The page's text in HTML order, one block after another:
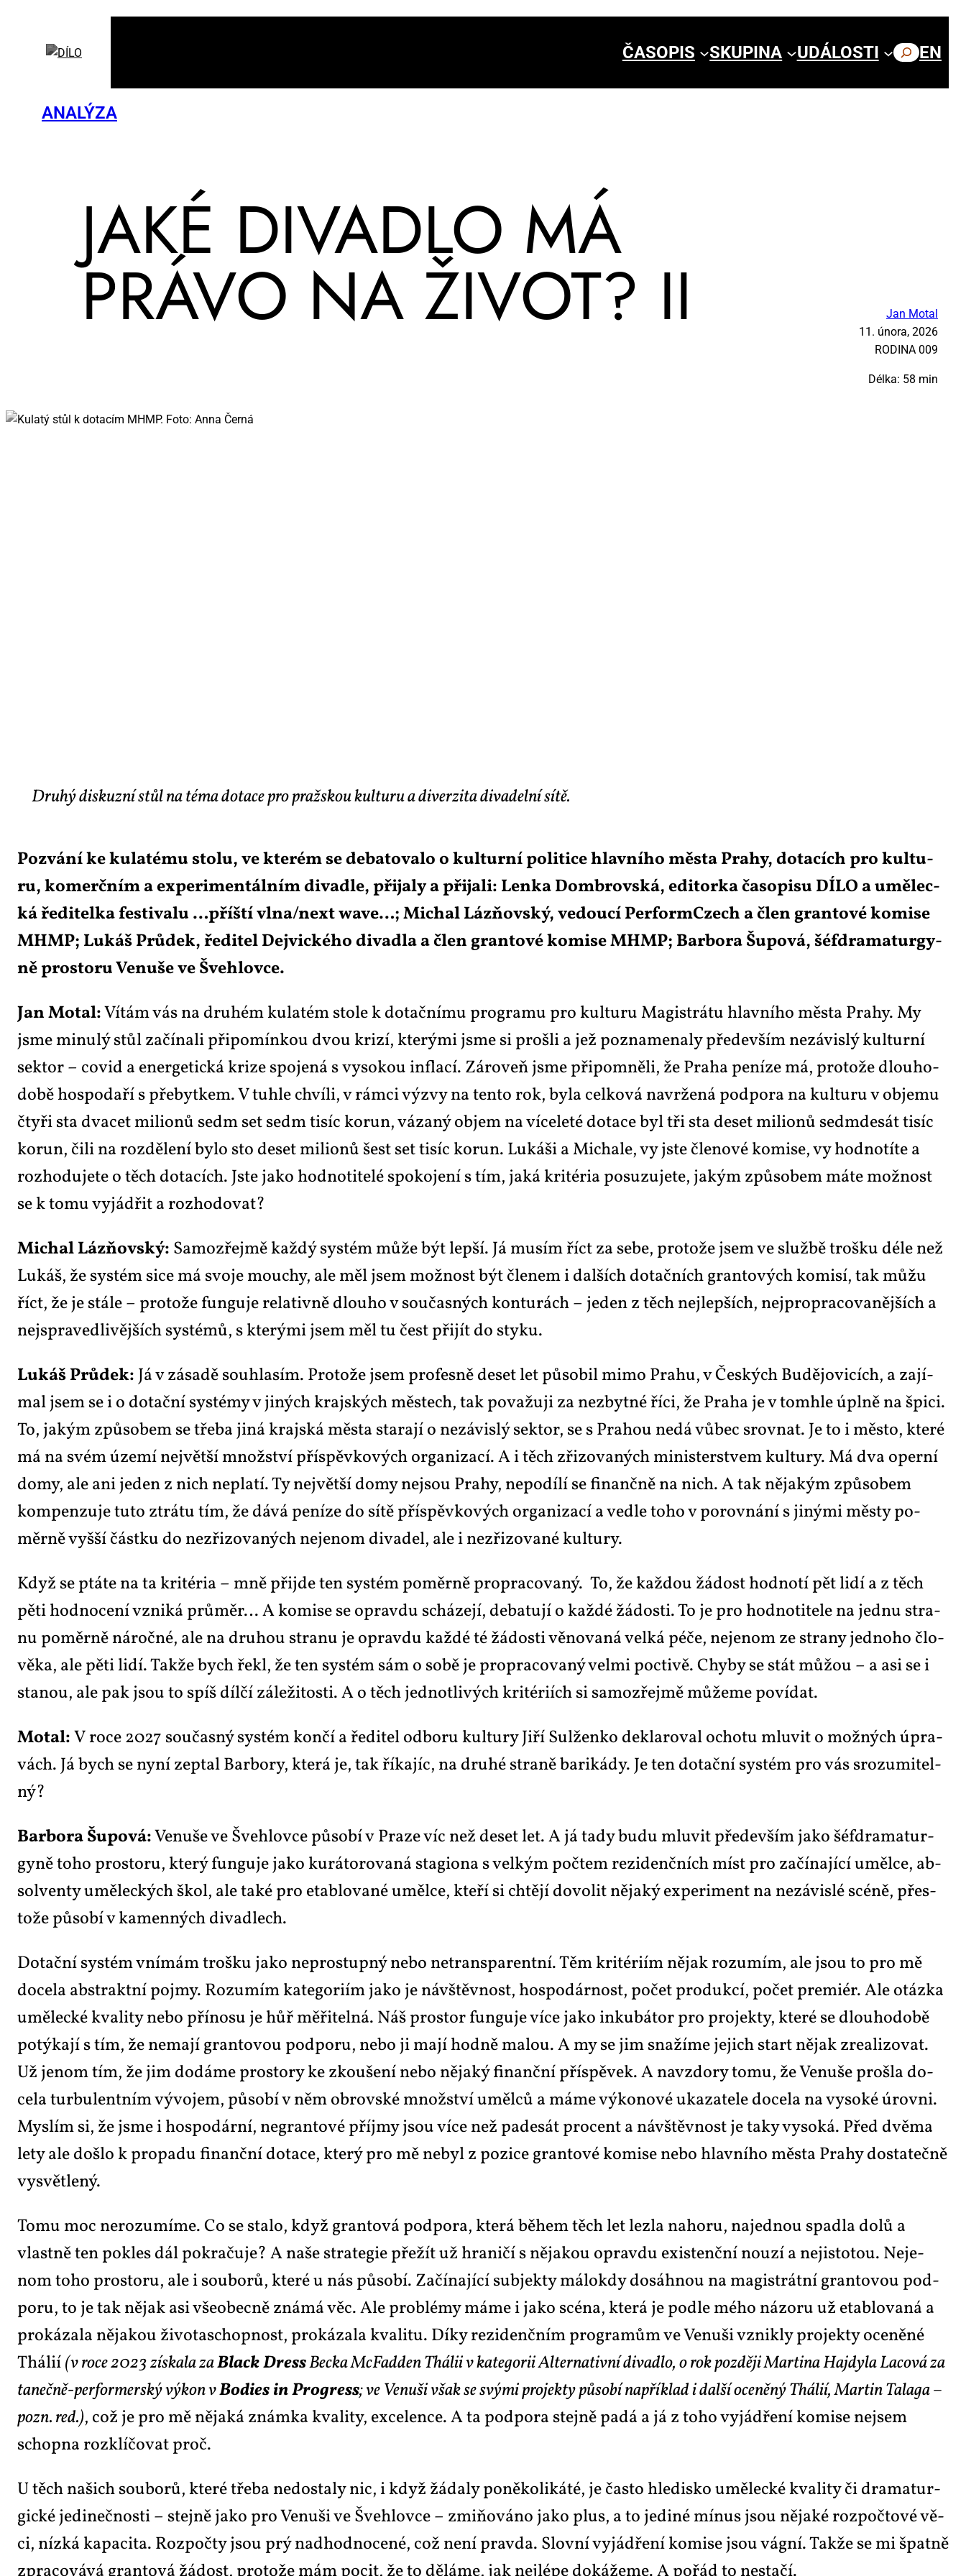
ČASOPIS SKUPINA UDÁLOSTI HLEDAT
EN
ANALÝZA
JA­KÉ DI­VA­DLO MÁ
PRÁ­VO NA ŽI­VOT? II
Jan Motal
11. února, 2026
RO­DI­NA 009
Délka: 58 min
Druhý diskuzní stůl na téma dotace pro pražskou kulturu a diverzita divadelní sítě.
Po­zvá­ní ke ku­la­té­mu sto­lu, ve kte­rém se de­ba­to­va­lo o kul­tur­ní po­li­ti­ce hlav­ní­ho měs­ta Pra­hy, do­ta­cích pro kul­tu­
ru, ko­merč­ním a ex­pe­ri­men­tál­ním di­va­dle, při­ja­ly a při­ja­li: Len­ka Dom­brov­ská, edi­tor­ka ča­so­pi­su DÍ­LO a umě­lec­
ká ře­di­tel­ka fes­ti­va­lu …příští vlna/next wa­ve…; Mi­chal Láz­ňov­ský, ve­dou­cí Per­form­C­zech a člen gran­to­vé ko­mi­se
MHMP; Lukáš Prů­dek, ře­di­tel Dej­vic­ké­ho di­va­dla a člen gran­to­vé ko­mi­se MHMP; Bar­bo­ra Šu­po­vá, šéfdra­ma­tur­gy­
ně pro­sto­ru Ve­nu­še ve Šveh­lov­ce.
Jan Mo­tal:Ví­tám vás na dru­hém ku­la­tém sto­le k do­tač­ní­mu pro­gra­mu pro kul­tu­ru Magis­trá­tu hlav­ní­ho měs­ta Pra­hy. My
jsme mi­nu­lý stůl za­čí­na­li při­po­mín­kou dvou kri­zí, kte­rý­mi jsme si pro­šli a jež po­zna­me­na­ly pře­de­vším ne­zá­vis­lý kul­tur­ní
sek­tor – co­vid a ener­ge­tic­ká kri­ze spo­je­ná s vy­so­kou in­fla­cí. Zá­ro­veň jsme při­po­mně­li, že Pra­ha pe­ní­ze má, pro­to­že dlou­ho­
do­bě hos­po­da­ří s pře­byt­kem. V tuhle chví­li, v rám­ci vý­zvy na ten­to rok, by­la cel­ko­vá na­vr­že­ná pod­po­ra na kul­tu­ru v ob­je­mu
čty­ři sta dva­cet mi­li­o­nů sedm set sedm ti­síc ko­run, vá­za­ný ob­jem na ví­ce­le­té do­ta­ce byl tři sta de­set mi­li­o­nů se­dm­de­sát ti­síc
ko­run, či­li na roz­dě­le­ní by­lo sto de­set mi­li­o­nů šest set ti­síc ko­run. Lukáši a Mi­cha­le, vy jste čle­no­vé ko­mi­se, vy hod­no­tí­te a
roz­ho­du­je­te o těch do­ta­cích. Jste ja­ko hod­no­ti­te­lé spo­ko­je­ní s tím, ja­ká kri­té­ria po­su­zu­je­te, ja­kým způ­so­bem má­te mož­nost
se k to­mu vy­já­d­řit a roz­ho­do­vat?
Mi­chal Láz­ňov­ský: Sa­mo­zřej­mě kaž­dý sys­tém mů­že být lep­ší. Já mu­sím říct za se­be, pro­to­že jsem ve služ­bě troš­ku déle než
Lukáš, že sys­tém si­ce má svo­je mou­chy, ale měl jsem mož­nost být čle­nem i dal­ších do­tač­ních gran­to­vých ko­mi­sí, tak můžu
říct, že je stá­le – pro­to­že fun­gu­je re­la­tiv­ně dlou­ho v sou­čas­ných kon­tu­rách – je­den z těch nej­lep­ších, nej­pro­pra­co­va­něj­ších a
nej­spra­ved­li­věj­ších sys­té­mů, s kte­rý­mi jsem měl tu čest při­jít do sty­ku.
Lukáš Prů­dek: Já v zá­sa­dě sou­hla­sím. Pro­to­že jsem pro­fes­ně de­set let pů­so­bil mi­mo Pra­hu, v Čes­kých Bu­dě­jo­vi­cích, a za­jí­
mal jsem se i o do­tač­ní sys­témy v ji­ných kraj­ských měs­tech, tak po­va­žu­ji za ne­zbyt­né ří­ci, že Pra­ha je v to­mhle úpl­ně na špi­ci.
To, ja­kým způ­so­bem se tře­ba ji­ná kraj­ská měs­ta sta­ra­jí o ne­zá­vis­lý sek­tor, se s Pra­hou ne­dá vů­bec srov­nat. Je to i měs­to, kte­ré
má na svém úze­mí nej­vět­ší množ­ství pří­spěv­ko­vých or­ga­ni­za­cí. A i těch zři­zo­va­ných mi­nis­ter­stvem kul­tu­ry. Má dva oper­ní
do­my, ale ani je­den z nich ne­pla­tí. Ty nej­vět­ší do­my nejsou Pra­hy, ne­po­dí­lí se fi­nanč­ně na nich. A tak ně­ja­kým způ­so­bem
kom­pen­zu­je tu­to ztrá­tu tím, že dá­vá pe­ní­ze do sí­tě pří­spěv­ko­vých or­ga­ni­za­cí a ve­d­le to­ho v po­rov­ná­ní s ji­ný­mi měs­ty po­
měr­ně vyš­ší část­ku do ne­zři­zo­va­ných neje­nom di­va­del, ale i ne­zři­zo­va­né kul­tu­ry.
Když se ptá­te na ta kri­té­ria – mně při­jde ten sys­tém po­měr­ně pro­pra­co­va­ný. To, že kaž­dou žá­dost hod­no­tí pět li­dí a z těch
pě­ti hod­no­ce­ní vzni­ká prů­měr… A ko­mi­se se oprav­du schá­ze­jí, de­ba­tu­jí o kaž­dé žá­dosti. To je pro hod­no­ti­te­le na jed­nu stra­
nu po­měr­ně ná­roč­né, ale na dru­hou stra­nu je oprav­du kaž­dé té žá­dosti vě­no­va­ná vel­ká pé­če, neje­nom ze stra­ny jed­no­ho člo­
vě­ka, ale pě­ti li­dí. Tak­že bych ře­kl, že ten sys­tém sám o so­bě je pro­pra­co­va­ný vel­mi po­cti­vě. Chy­by se stát mů­žou – a asi se i
sta­nou, ale pak jsou to spíš díl­čí zá­le­ži­tos­ti. A o těch jed­not­li­vých kri­té­ri­ích si sa­mo­zřej­mě mů­že­me po­ví­dat.
Mo­tal:V ro­ce 2027 sou­čas­ný sys­tém kon­čí a ře­di­tel od­bo­ru kul­tu­ry Ji­ří Sulžen­ko de­kla­ro­val ocho­tu mlu­vit o mož­ných úpra­
vách. Já bych se ny­ní ze­ptal Bar­bo­ry, kte­rá je, tak ří­ka­jíc, na dru­hé stra­ně ba­ri­ká­dy. Je ten do­tač­ní sys­tém pro vás sro­zu­mi­tel­
ný?
Bar­bo­ra Šu­po­vá:Ve­nu­še ve Šveh­lov­ce pů­so­bí v Pra­ze víc než de­set let. A já ta­dy bu­du mlu­vit pře­de­vším ja­ko šéfdra­ma­tur­
gy­ně to­ho pro­sto­ru, kte­rý fun­gu­je ja­ko ku­rá­to­ro­va­ná stagi­o­na s vel­kým po­čtem re­zi­denč­ních míst pro za­čí­na­jí­cí uměl­ce, ab­
sol­ven­ty umě­lec­kých škol, ale ta­ké pro etablo­va­né uměl­ce, kte­ří si chtě­jí do­vo­lit ně­ja­ký ex­pe­ri­ment na ne­zá­vis­lé scé­ně, přes­
to­že pů­so­bí v ka­men­ných di­va­dlech.
Do­tač­ní sys­tém vní­mám troš­ku ja­ko ne­pro­stup­ný ne­bo ne­transpa­rent­ní. Těm kri­té­ri­ím ně­jak ro­zu­mím, ale jsou to pro mě
do­ce­la abs­trakt­ní po­jmy. Ro­zu­mím ka­te­go­ri­ím ja­ko je ná­vštěv­nost, hos­po­dár­nost, po­čet pro­duk­cí, po­čet pre­mi­ér. Ale otáz­ka
umě­lec­ké kva­li­ty ne­bo pří­no­su je hůř mě­ři­tel­ná. Náš pro­stor fun­gu­je ví­ce ja­ko in­ku­bá­tor pro pro­jek­ty, kte­ré se dlou­ho­do­bě
po­tý­ka­jí s tím, že ne­ma­jí gran­to­vou pod­po­ru, ne­bo ji ma­jí hod­ně ma­lou. A my se jim sna­ží­me je­jich start ně­jak zre­a­li­zo­vat.
Už je­nom tím, že jim do­dá­me pro­sto­ry ke zkou­še­ní ne­bo ně­ja­ký fi­nanč­ní pří­spě­vek. A na­vzdo­ry to­mu, že Ve­nu­še pro­šla do­
ce­la tur­bu­lent­ním vý­vo­jem, pů­so­bí v něm ob­rov­ské množ­ství uměl­ců a má­me vý­ko­no­vé uka­za­te­le do­ce­la na vy­so­ké úrov­ni.
Mys­lím si, že jsme i hos­po­dár­ní, ne­gran­to­vé pří­jmy jsou ví­ce než pa­de­sát pro­cent a ná­vštěv­nost je ta­ky vy­so­ká. Před dvě­ma
le­ty ale do­šlo k pro­pa­du fi­nanč­ní do­ta­ce, kte­rý pro mě ne­byl z po­zi­ce gran­to­vé ko­mi­se ne­bo hlav­ní­ho měs­ta Pra­hy do­sta­teč­ně
vy­svět­le­ný.
To­mu moc ne­ro­zu­mí­me. Co se sta­lo, když gran­to­vá pod­po­ra, kte­rá bě­hem těch let lez­la na­ho­ru, na­jed­nou spadla do­lů a
vlast­ně ten po­kles dál po­kra­ču­je? A na­še stra­te­gie pře­žít už hra­ni­čí s ně­ja­kou oprav­du exis­tenč­ní nou­zí a ne­jis­to­tou. Neje­
nom to­ho pro­sto­ru, ale i sou­bo­rů, kte­ré u nás pů­so­bí. Za­čí­na­jí­cí sub­jek­ty má­lo­kdy do­sáh­nou na magis­trát­ní gran­to­vou pod­
po­ru, to je tak ně­jak asi vše­o­bec­ně zná­má věc. Ale pro­blémy má­me i ja­ko scé­na, kte­rá je pod­le mé­ho ná­zo­ru už etablo­va­ná a
pro­ká­za­la ně­ja­kou ži­vo­ta­schop­nost, pro­ká­za­la kva­li­tu. Dí­ky re­zi­denč­ním pro­gra­mům ve Ve­nu­ši vznik­ly pro­jek­ty oce­ně­né
Thá­lií(v ro­ce 2023 zís­ka­la zaBlack DressBec­ka Mc­Fad­denThá­liiv ka­te­go­rii Al­ter­na­tiv­ní di­va­dlo, o rok poz­dě­ji Mar­ti­na Hajdy­la La­co­vá za
ta­neč­ně-per­for­mer­ský vý­kon vBo­dies in Pro­gress; ve Ve­nu­ši však se svý­mi pro­jek­ty pů­so­bí na­pří­klad i dal­ší oce­ně­ný Thá­lií, Mar­tin Ta­la­ga –
pozn. red.), což je pro mě ně­ja­ká znám­ka kva­li­ty, ex­ce­len­ce. A ta pod­po­ra stej­ně pa­dá a já z to­ho vy­já­d­ře­ní ko­mi­se nejsem
schop­na roz­klí­čo­vat proč.
U těch na­šich sou­bo­rů, kte­ré tře­ba ne­do­sta­ly nic, i když žá­da­ly po­ně­ko­li­ká­té, je čas­to hle­dis­ko umě­lec­ké kva­li­ty či dra­ma­tur­
gic­ké je­di­neč­nos­ti – stej­ně ja­ko pro Ve­nu­ši ve Šveh­lov­ce – zmi­ňo­vá­no ja­ko plus, a to je­di­né mí­nus jsou ně­ja­ké roz­počto­vé vě­
ci, níz­ká ka­pa­ci­ta. Roz­počty jsou prý nad­hod­no­ce­né, což ne­ní prav­da. Slov­ní vy­já­d­ře­ní ko­mi­se jsou vág­ní. Tak­že se mi špat­ně